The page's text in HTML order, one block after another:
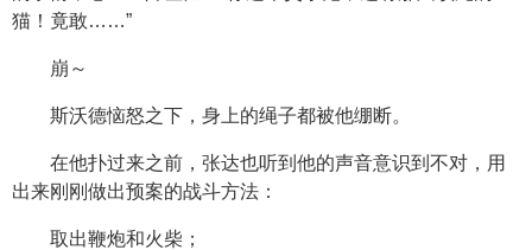
猫！竟敢……”
崩～
斯沃德恼怒之下，身上的绳子都被他绷断。
在他扑过来之前，张达也听到他的声音意识到不对，用
出来刚刚做出预案的战斗方法：
取出鞭炮和火柴；